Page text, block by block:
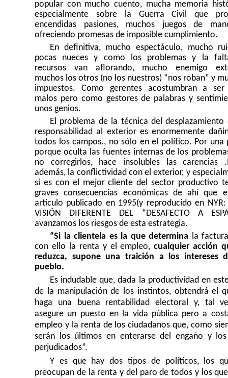
popular con mucho cuento, mucha memoria
especialmente sobre la Guerra Civil que
encendidas pasiones, muchos juegos de
ofreciendo promesas de imposible cumplimiento.
En definitiva, mucho espectáculo, mucho
pocas nueces y como los problemas y la
recursos van aflorando, mucho enemigo
muchos los otros (no los nuestros) “nos roban” y
impuestos. Como gerentes acostumbran a ser
malos pero como gestores de palabras y
unos genios.
El problema de la técnica del desplazamiento
responsabilidad al exterior es enormemente
todos los campos., no sólo en el político. Por una
porque oculta las fuentes internas de los
no corregirlos, hace insolubles las carencias
además, la conflictividad con el exterior, y
si es con el mejor cliente del sector productivo
graves consecuencias económicas de ahí que
artículo publicado en 1995(y reproducido en NYR:
VISIÓN DIFERENTE DEL “DESAFECTO A
avanzamos los riesgos de esta estrategia.
“Si la clientela es la que determina la
con ello la renta y el empleo,cualquier acción
reduzca, supone una traición a los intereses
pueblo.
Es indudable que, dada la productividad en
de la manipulación de los instintos, obtendrá el
haga una buena rentabilidad electoral y, tal
asegure un puesto en la vida pública pero a
empleo y la renta de los ciudadanos que, como
serán los últimos en enterarse del engaño y
perjudicados”.
Y es que hay dos tipos de políticos, los
preocupan de la renta y del paro de todos y los